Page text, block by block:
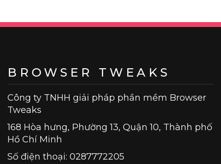
BROWSER TWEAKS
Công ty TNHH giải pháp phần mềm Browser
Tweaks
168 Hòa hưng, Phường 13, Quận 10, Thành phố
Hồ Chí Minh
Số điện thoại: 0287772205